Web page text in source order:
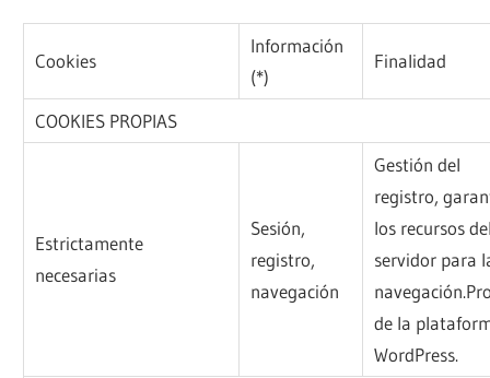
Cookies
Información
(*)
Finalidad
COOKIES PROPIAS
Estrictamente
necesarias
Sesión,
registro,
navegación
Gestión del
registro,
los recursos
servidor para
de la
WordPress.